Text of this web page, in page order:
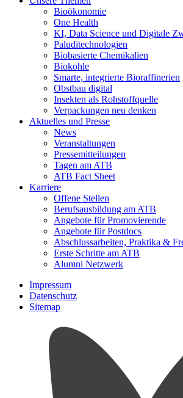
Bioökonomie
One Health
KI, Data Science und Digitale
Paluditechnologien
Biobasierte Chemikalien
Biokohle
Smarte, integrierte Bioraffinerien
Obstbau digital
Insekten als Rohstoffquelle
Verpackungen neu denken
Aktuelles und Presse
News
Veranstaltungen
Pressemitteilungen
Tagen am ATB
ATB Fact Sheet
Karriere
Offene Stellen
Berufsausbildung am ATB
Angebote für Promovierende
Angebote für Postdocs
Abschlussarbeiten, Praktika &
Erste Schritte am ATB
Alumni Netzwerk
Impressum
Datenschutz
Sitemap